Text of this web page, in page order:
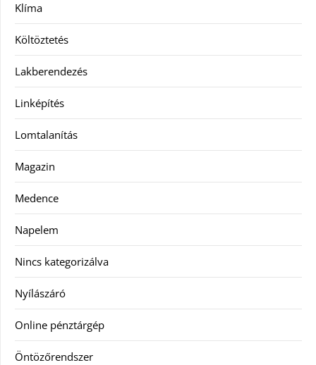
Klíma
Költöztetés
Lakberendezés
Linképítés
Lomtalanítás
Magazin
Medence
Napelem
Nincs kategorizálva
Nyílászáró
Online pénztárgép
Öntözőrendszer